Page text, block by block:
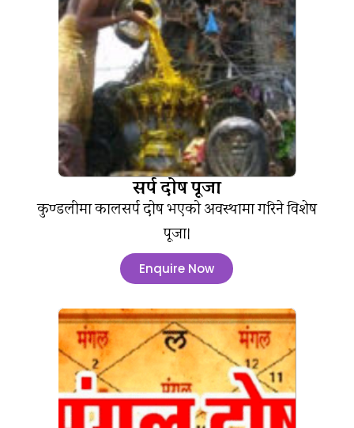
सर्प दोष पूजा
कुण्डलीमा कालसर्प दोष भएको अवस्थामा गरिने विशेष
पूजा।
Enquire Now